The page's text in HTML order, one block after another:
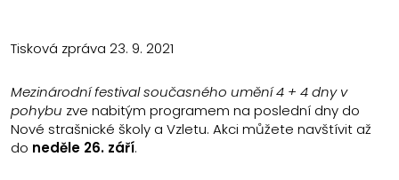
Tisková zpráva 23. 9. 2021
Mezinárodní festival současného umění 4 + 4 dny v
pohybu zve nabitým programem na poslední dny do
Nové strašnické školy a Vzletu. Akci můžete navštívit až
do neděle 26. září.